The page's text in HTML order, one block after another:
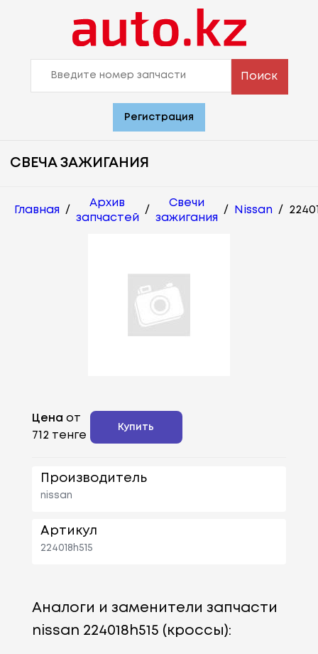
Поиск
Регистрация
СВЕЧА ЗАЖИГАНИЯ
Главная /
Архив
запчастей
/
Свечи
зажигания
/ Nissan /
Цена от
712 тенге
Купить
Производитель
nissan
Артикул
224018h515
Аналоги и заменители запчасти
nissan 224018h515 (кроссы):